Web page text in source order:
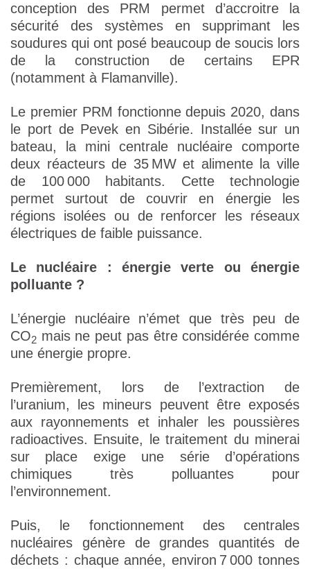
conception des PRM permet d’accroitre la
sécurité des systèmes en supprimant les
soudures qui ont posé beaucoup de soucis lors
de la construction de certains EPR
(notamment à Flamanville).
Le premier PRM fonctionne depuis 2020, dans
le port de Pevek en Sibérie. Installée sur un
bateau, la mini centrale nucléaire comporte
deux réacteurs de 35 MW et alimente la ville
de 100 000 habitants. Cette technologie
permet surtout de couvrir en énergie les
régions isolées ou de renforcer les réseaux
électriques de faible puissance.
Le nucléaire : énergie verte ou énergie
polluante ?
L’énergie nucléaire n’émet que très peu de
CO2 mais ne peut pas être considérée comme
une énergie propre.
Premièrement, lors de l’extraction de
l’uranium, les mineurs peuvent être exposés
aux rayonnements et inhaler les poussières
radioactives. Ensuite, le traitement du minerai
sur place exige une série d’opérations
chimiques très polluantes pour
l’environnement.
Puis, le fonctionnement des centrales
nucléaires génère de grandes quantités de
déchets : chaque année, environ 7 000 tonnes